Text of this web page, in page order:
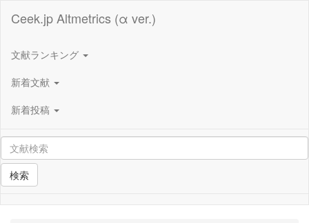
Ceek.jp Altmetrics (α ver.)
文献ランキング
新着文献
新着投稿
検索